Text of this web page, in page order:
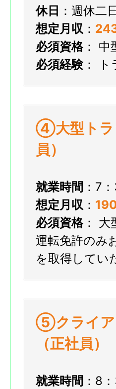
休日 ：週休二
想定月収 ：
必須資格： 中
必須経験： ト
④大型トラ
員）
就業時間 ：7
想定月収 ：
必須資格： 大
運転免許のみ
を取得してい
⑤クライア
（正社員）
就業時間 ：8